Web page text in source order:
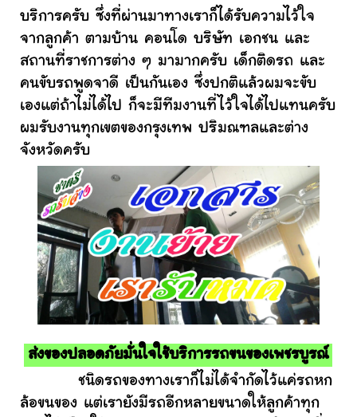
บริการครับ ซึ่งที่ผ่านมาทางเราก็ได้รับความไว้ใจ
จากลูกค้า ตามบ้าน คอนโด บริษัท เอกชน และ
สถานที่ราชการต่าง ๆ มามากครับ เด็กติดรถ และ
คนขับรถพูดจาดี เป็นกันเอง ซึ่งปกติแล้วผมจะขับ
เองแต่ถ้าไม่ได้ไป ก็จะมีทีมงานที่ไว้ใจได้ไปแทนครับ
ผมรับงานทุกเขตของกรุงเทพ ปริมณฑลและต่าง
จังหวัดครับ
ส่งของปลอดภัยมั่นใจใช้บริการรถขนของเพชรบูรณ์
ชนิดรถของทางเราก็ไม่ได้จำกัดไว้แค่รถหก
ล้อขนของ แต่เรายังมีรถอีกหลายขนาดให้ลูกค้าทุก